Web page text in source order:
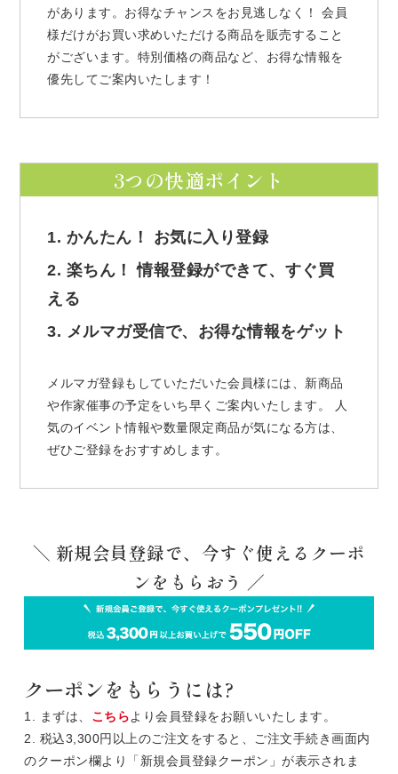
があります。お得なチャンスをお見逃しなく！ 会員
様だけがお買い求めいただける商品を販売すること
がございます。特別価格の商品など、お得な情報を
優先してご案内いたします！
3つの快適ポイント
1. かんたん！ お気に入り登録
2. 楽ちん！ 情報登録ができて、すぐ買
える
3. メルマガ受信で、お得な情報をゲット
メルマガ登録もしていただいた会員様には、新商品
や作家催事の予定をいち早くご案内いたします。 人
気のイベント情報や数量限定商品が気になる方は、
ぜひご登録をおすすめします。
＼ 新規会員登録で、今すぐ使えるクーポ
ンをもらおう ／
クーポンをもらうには?
1. まずは、 こちらより会員登録をお願いいたします。
2. 税込3,300円以上のご注文をすると、ご注文手続き画面内
のクーポン欄より「新規会員登録クーポン」が表示されま